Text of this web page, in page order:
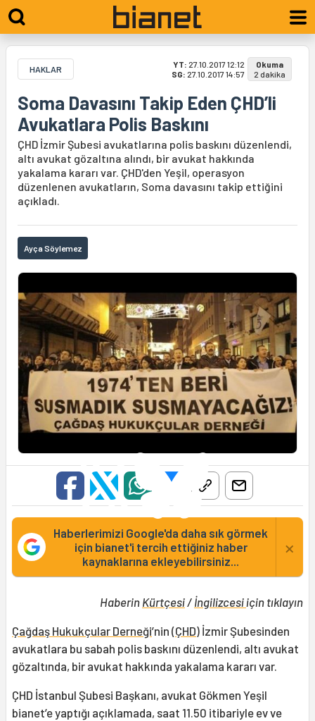
HAKLAR YT: 27.10.2017 12:12
SG: 27.10.2017 14:57
Okuma
2 dakika
Soma Davasını Takip Eden ÇHD’li
Avukatlara Polis Baskını
ÇHD İzmir Şubesi avukatlarına polis baskını düzenlendi,
altı avukat gözaltına alındı, bir avukat hakkında
yakalama kararı var. ÇHD'den Yeşil, operasyon
düzenlenen avukatların, Soma davasını takip ettiğini
açıkladı.
Ayça Söylemez
Haberlerimizi Google'da daha sık görmek
için bianet'i tercih ettiğiniz haber
kaynaklarına ekleyebilirsiniz...
×
Haberin Kürtçesi/ İngilizcesiiçin tıklayın
Çağdaş Hukukçular Derneği’nin (ÇHD) İzmir Şubesinden
avukatlara bu sabah polis baskını düzenlendi, altı avukat
gözaltında, bir avukat hakkında yakalama kararı var.
ÇHD İstanbul Şubesi Başkanı, avukat Gökmen Yeşil
bianet’e yaptığı açıklamada, saat 11.50 itibariyle ev ve